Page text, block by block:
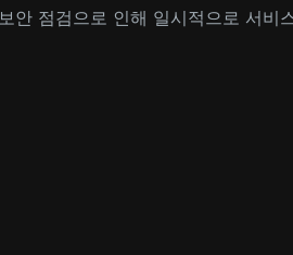
보안 점검으로 인해 일시적으로 서비